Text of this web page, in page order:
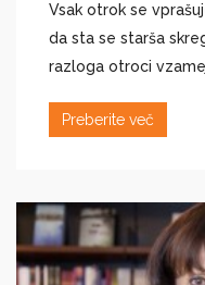
Vsak otrok se
da sta se starša
razloga otroci
Preberite več